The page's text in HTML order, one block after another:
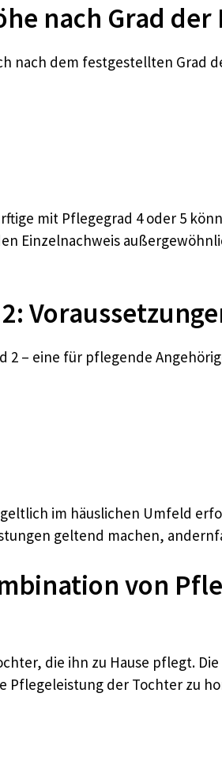
nach Grad
nach dem festgestellten Grad
mit Pflegegrad 4 oder 5
Einzelnachweis
– eine für pflegende
im häuslichen Umfeld
geltend machen,
von
die ihn zu Hause pflegt.
Pflegeleistung der Tochter zu